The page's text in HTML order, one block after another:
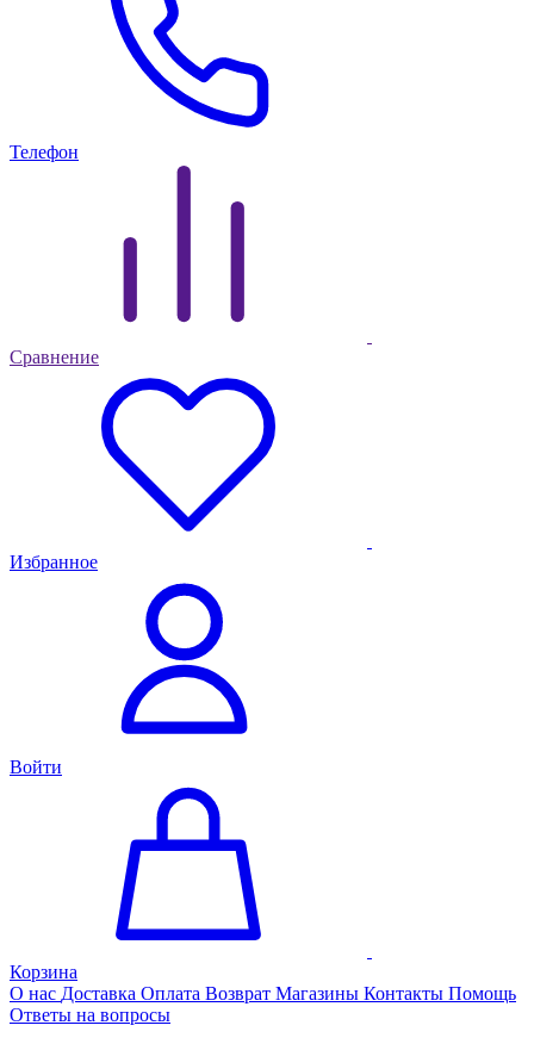
Телефон
Сравнение
Избранное
Войти
Корзина
О нас Доставка Оплата Возврат Магазины Контакты Помощь
Ответы на вопросы